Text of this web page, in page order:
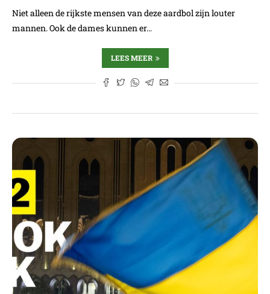
Niet alleen de rijkste mensen van deze aardbol zijn louter
mannen. Ook de dames kunnen er…
LEES MEER